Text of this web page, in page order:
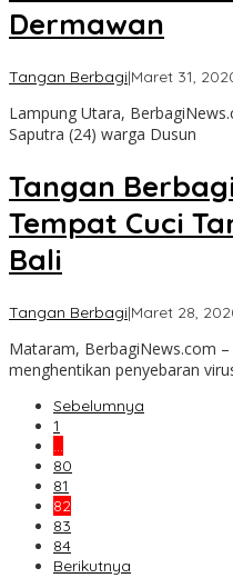
Dermawan
Tangan Berbagi|Maret 31,
Lampung Utara,
Saputra (24) warga Dusun
Tangan
Tempat Cuci
Bali
Tangan Berbagi|Maret 28,
Mataram, BerbagiNews.com
menghentikan penyebaran
Sebelumnya
1
…
80
81
82
83
84
Berikutnya